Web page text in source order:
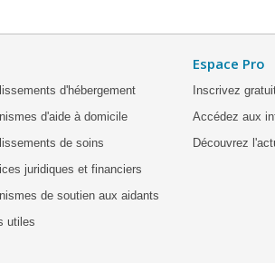
d'hébergement
d'aide à domicile
de soins
juridiques et financiers
de soutien aux aidants
utiles
Espace Pro
Inscrivez
Accédez aux
Découvrez